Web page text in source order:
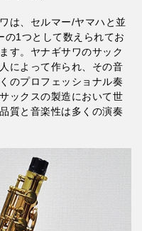
は、セルマー/ヤマハと並
の1つとして数えられてお
す。ヤナギサワのサック
によって作られ、その音
のプロフェッショナル奏
ックスの製造において世
質と音楽性は多くの演奏